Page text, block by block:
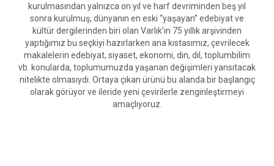
kurulmasından yalnızca on yıl ve harf devriminden beş yıl
sonra kurulmuş, dünyanın en eski “yaşayan” edebiyat ve
kültür dergilerinden biri olan Varlık’ın 75 yıllık arşivinden
yaptığımız bu seçkiyi hazırlarken ana kıstasımız, çevrilecek
makalelerin edebiyat, siyaset, ekonomi, din, dil, toplumbilim
vb. konularda, toplumumuzda yaşanan değişimleri yansıtacak
nitelikte olmasıydı. Ortaya çıkan ürünü bu alanda bir başlangıç
olarak görüyor ve ileride yeni çevirilerle zenginleştirmeyi
amaçlıyoruz.